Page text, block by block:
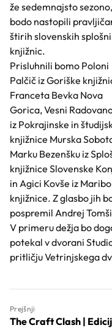
že sedemnajsto sezono,
bodo nastopili
štirih slovenskih
knjižnic.
Prisluhnili bomo Poloni
Palčič iz Goriške
Franceta Bevka Nova
Gorica, Vesni
iz Pokrajinske in
knjižnice Murska
Marku Bezenšku iz
knjižnice Slovenske
in Agici Kovše iz
knjižnice. Z glasbo jih
pospremil Andrej
V primeru dežja bo
potekal v dvorani
pritličju Vetrinjskega
Prejšnji
The Craft Clash |